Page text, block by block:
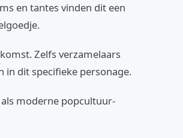
en tantes vinden dit een
Zelfs verzamelaars
in dit specifieke personage.
moderne popcultuur-